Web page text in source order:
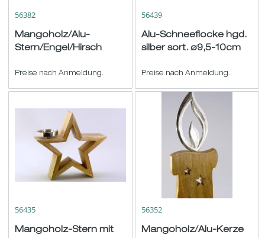
56382
Mangoholz/Alu-
Stern/Engel/Hirsch
15,5cm
Preise nach Anmeldung.
56439
Alu-Schneeflocke hgd.
silber sort. ø9,5-10cm
Preise nach Anmeldung.
56435
Mangoholz-Stern mit
56352
Mangoholz/Alu-Kerze